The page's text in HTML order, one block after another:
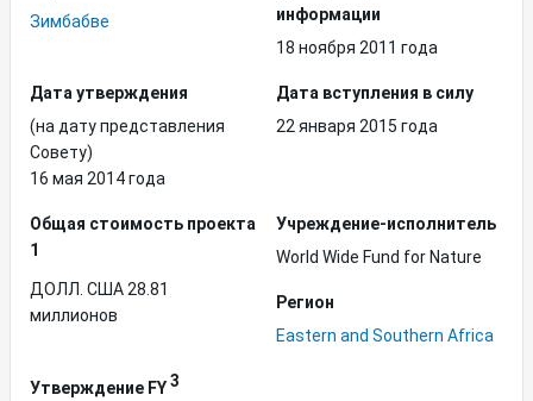
Зимбабве
информации
18 ноября 2011 года
Дата утверждения
(на дату представления
Совету)
16 мая 2014 года
Дата вступления в силу
22 января 2015 года
Общая стоимость проекта
1
ДОЛЛ. США 28.81
миллионов
Учреждение-исполнитель
World Wide Fund for Nature
Регион
Eastern and Southern Africa
Утверждение FY3